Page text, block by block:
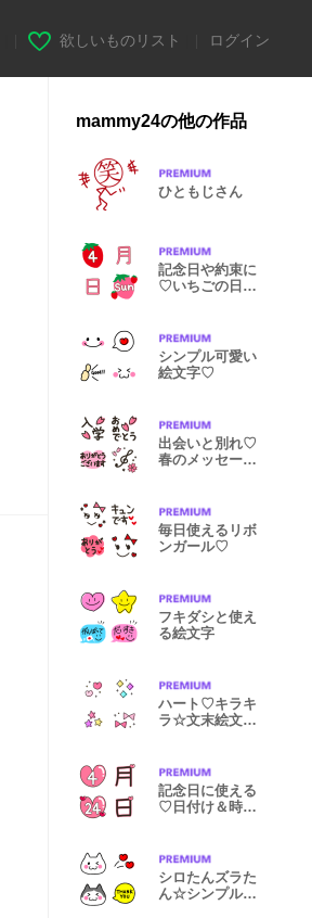
欲しいものリスト ログイン
mammy24の他の作品
ひともじさん
記念日や約束に
♡いちごの日付
シンプル可愛い
絵文字♡
出会いと別れ♡
春のメッセージ
毎日使えるリボ
ンガール♡
フキダシと使え
る絵文字
ハート♡キラキ
ラ☆文末絵文字
記念日に使える
♡日付け＆時間
シロたんズラた
ん☆シンプル絵